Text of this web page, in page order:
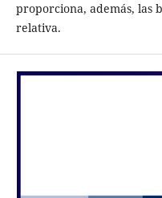
proporciona, además, las
relativa.